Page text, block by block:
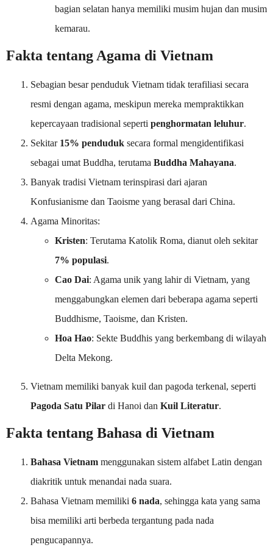
bagian selatan hanya memiliki musim hujan dan musim
kemarau.
Fakta tentang Agama di Vietnam
Sebagian besar penduduk Vietnam tidak terafiliasi secara
resmi dengan agama, meskipun mereka mempraktikkan
kepercayaan tradisional seperti penghormatan leluhur.
Sekitar 15% penduduk secara formal mengidentifikasi
sebagai umat Buddha, terutama Buddha Mahayana.
Banyak tradisi Vietnam terinspirasi dari ajaran
Konfusianisme dan Taoisme yang berasal dari China.
Agama Minoritas:
Kristen: Terutama Katolik Roma, dianut oleh sekitar
7% populasi.
Cao Dai: Agama unik yang lahir di Vietnam, yang
menggabungkan elemen dari beberapa agama seperti
Buddhisme, Taoisme, dan Kristen.
Hoa Hao: Sekte Buddhis yang berkembang di wilayah
Delta Mekong.
Vietnam memiliki banyak kuil dan pagoda terkenal, seperti
Pagoda Satu Pilar di Hanoi dan Kuil Literatur.
Fakta tentang Bahasa di Vietnam
Bahasa Vietnam menggunakan sistem alfabet Latin dengan
diakritik untuk menandai nada suara.
Bahasa Vietnam memiliki 6 nada, sehingga kata yang sama
bisa memiliki arti berbeda tergantung pada nada
pengucapannya.